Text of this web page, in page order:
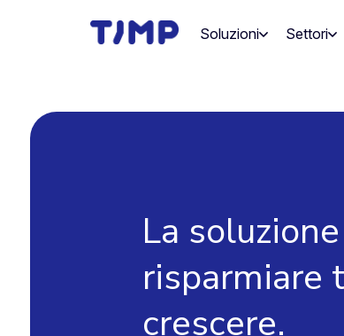
Soluzioni Settori
La
risparmiare
crescere.